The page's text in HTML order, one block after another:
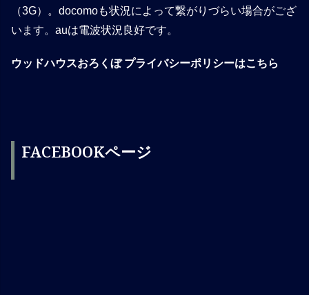
（3G）。docomoも状況によって繋がりづらい場合がござ
います。auは電波状況良好です。
ウッドハウスおろくぼ プライバシーポリシーはこちら
FACEBOOKページ